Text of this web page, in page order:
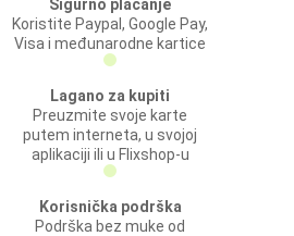
Sigurno plaćanje
Koristite Paypal, Google Pay,
Visa i međunarodne kartice
Lagano za kupiti
Preuzmite svoje karte
putem interneta, u svojoj
aplikaciji ili u Flixshop-u
Korisnička podrška
Podrška bez muke od